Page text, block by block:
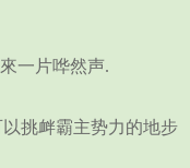
一片哗然声.
挑衅霸主势力的地步